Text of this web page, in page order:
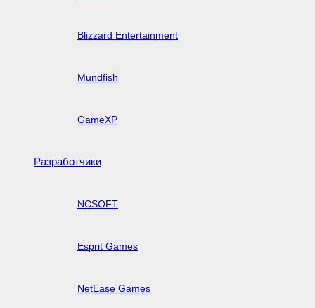
Blizzard Entertainment
Mundfish
GameXP
Разработчики
NCSOFT
Esprit Games
NetEase Games